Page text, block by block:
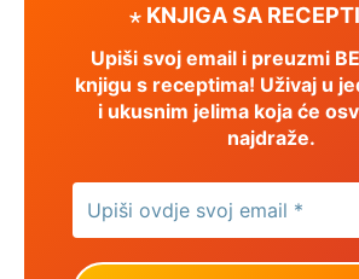
⋆ KNJIGA SA
Upiši svoj email i preuzmi
knjigu s receptima! Uživaj u
i ukusnim jelima koja će
najdraže.